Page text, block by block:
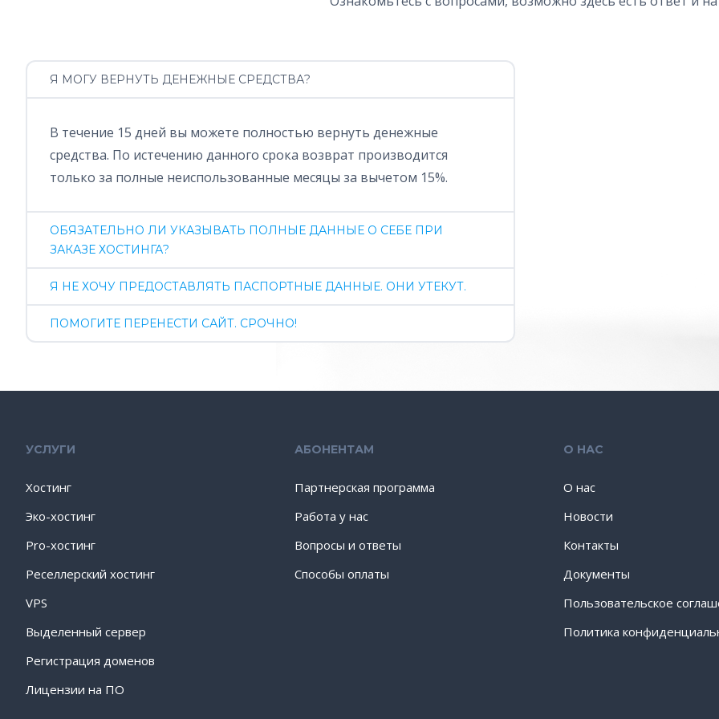
Я МОГУ ВЕРНУТЬ ДЕНЕЖНЫЕ СРЕДСТВА?
В течение 15 дней вы можете полностью вернуть денежные
средства. По истечению данного срока возврат производится
только за полные неиспользованные месяцы за вычетом 15%.
ОБЯЗАТЕЛЬНО ЛИ УКАЗЫВАТЬ ПОЛНЫЕ ДАННЫЕ О СЕБЕ ПРИ
ЗАКАЗЕ ХОСТИНГА?
Я НЕ ХОЧУ ПРЕДОСТАВЛЯТЬ ПАСПОРТНЫЕ ДАННЫЕ. ОНИ УТЕКУТ.
ПОМОГИТЕ ПЕРЕНЕСТИ САЙТ. СРОЧНО!
УСЛУГИ
Хостинг
Эко-хостинг
Pro-хостинг
Реселлерский хостинг
VPS
Выделенный сервер
Регистрация доменов
Лицензии на ПО
АБОНЕНТАМ
Партнерская программа
Работа у нас
Вопросы и ответы
Способы оплаты
О НАС
О нас
Новости
Контакты
Документы
Пользовательское
Политика